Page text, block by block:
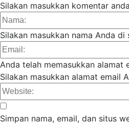
Silakan masukkan komentar
Silakan masukkan nama Anda di
Anda telah memasukkan alamat
Silakan masukkan alamat email
Simpan nama, email, dan situs